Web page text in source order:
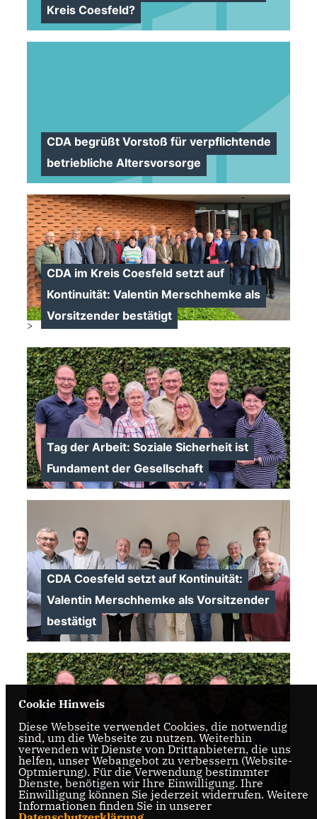
Kreis Coesfeld?
CDA begrüßt Vorstoß für verpflichtende
betriebliche Altersvorsorge
CDA im Kreis Coesfeld setzt auf
Kontinuität: Valentin Merschhemke als
Vorsitzender bestätigt
>
Tag der Arbeit: Soziale Sicherheit ist
Fundament der Gesellschaft
>
CDA Coesfeld setzt auf Kontinuität:
Valentin Merschhemke als Vorsitzender
bestätigt
>
CDA Kreisverband zur Rentendebatte
>
Cookie Hinweis
Diese Webseite verwendet Cookies, die notwendig
sind, um die Webseite zu nutzen. Weiterhin
verwenden wir Dienste von Drittanbietern, die uns
helfen, unser Webangebot zu verbessern (Website-
Optmierung). Für die Verwendung bestimmter
Dienste, benötigen wir Ihre Einwilligung. Ihre
Einwilligung können Sie jederzeit widerrufen. Weitere
Informationen finden Sie in unserer